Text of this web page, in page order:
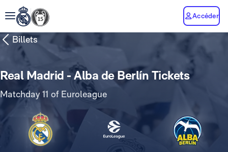
Accéder
Billets
Real Madrid - Alba de Berlín Tickets
Matchday 11 of Euroleague